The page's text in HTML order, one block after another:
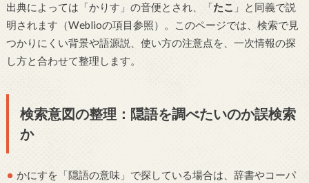
出典によっては「かりす」の音便とされ、「たこ 」と同義で説
明されます（Weblioの項目参照）。このページでは、検索で見
つかりにくい背景や語源説、使い方の注意点を、一次情報の探
し方と合わせて整理します。
検索意図の整理：隠語を調べたいのか誤検索
か
かにすを「隠語の意味」で探している場合は、辞書やコーパ